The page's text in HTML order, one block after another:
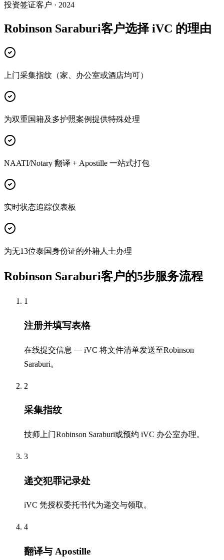
投资签证客户 · 2024
Robinson Saraburi客户选择 iVC 的理由
上门采集指纹（家、办公室或酒店均可）
为双重国籍及多护照案例提供特殊处理
NAATI/Notary 翻译 + Apostille 一站式打包
实时状态追踪仪表板
为无13位泰国身份证的外籍人士办理
Robinson Saraburi客户的5步服务流程
1
注册并填写表格
在线提交信息 — iVC 将文件清单发送至Robinson
Saraburi。
2
采集指纹
技师上门Robinson Saraburi或预约 iVC 办公室办理。
3
递交犯罪记录处
iVC 凭授权委托书代为递交与领取。
4
翻译与 Apostille